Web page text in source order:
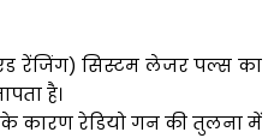
रेंजिंग) सिस्टम लेजर पल्स का
है।
कारण रेडियो गन की तुलना में